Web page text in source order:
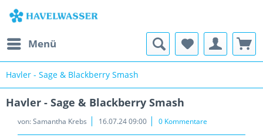
Menü
Havler - Sage & Blackberry Smash
Havler - Sage & Blackberry Smash
von:Samantha Krebs 16.07.24 09:00 0 Kommentare